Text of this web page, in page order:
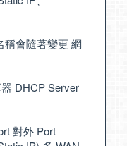
稱會隨著變更 網
DHCP Server
對外 Port